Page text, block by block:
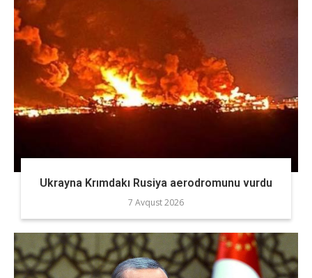
Ukrayna Krımdakı Rusiya aerodromunu vurdu
7 Avqust 2026